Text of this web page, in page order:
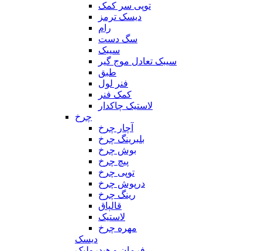
توپی سر کمک
دیسک ترمز
رام
سگ دست
سیبک
سیبک تعادل موج گیر
طبق
فنر لول
کمک فنر
لاستیک چاکدار
چرخ
آچار چرخ
بلبرینگ چرخ
بوش چرخ
پیچ چرخ
توپی چرخ
درپوش چرخ
رینگ چرخ
قالپاق
لاستیک
مهره چرخ
دیسک